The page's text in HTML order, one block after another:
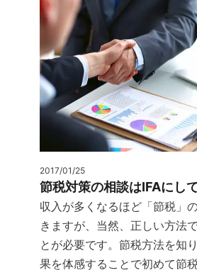
2017/01/25
節税対策の相談はIFAにし
収入が多くなるほど「節税」
きますが、当然、正しい方法
とが必要です。節税方法を知
果を体感することで初めて節